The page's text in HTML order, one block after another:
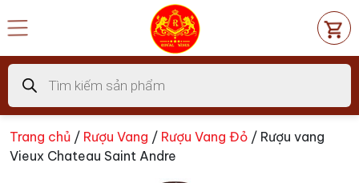
đến
dung
Tìm
kiếm
sản
phẩm
Trang chủ / Rượu Vang / Rượu Vang Đỏ / Rượu vang
Vieux Chateau Saint Andre